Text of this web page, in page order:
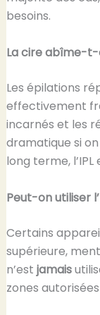
besoins.
La cire abîme-
Les épilations
effectivement
incarnés et les
dramatique si
long terme,
Peut-on utiliser
Certains
supérieure,
n’est jamais
zones